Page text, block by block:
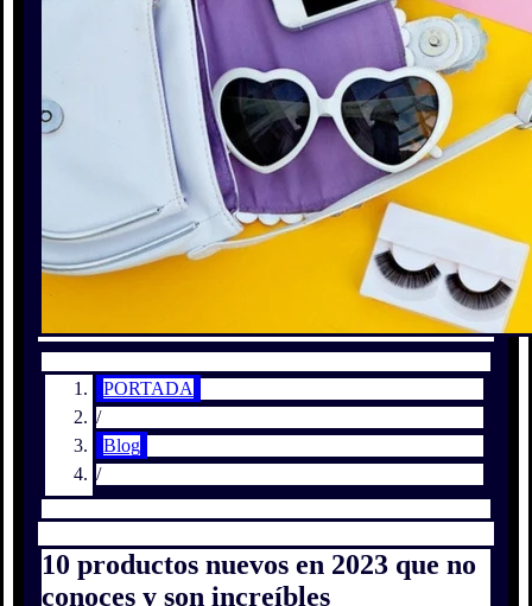
PORTADA
/
Blog
/
10 productos nuevos en 2023 que no
conoces y son increíbles